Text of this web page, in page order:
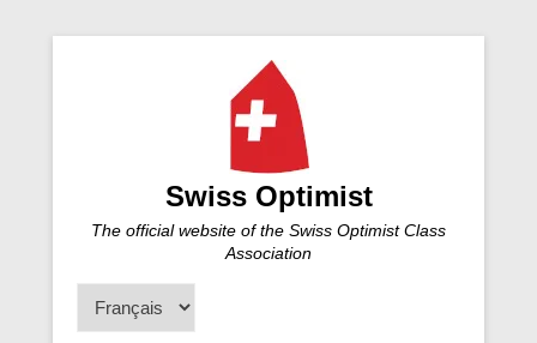
Swiss Optimist
The official website of the Swiss Optimist Class
Association
Choisir
une